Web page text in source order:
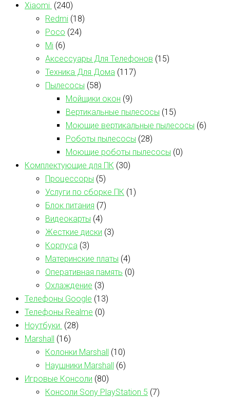
Xiaomi (240)
Redmi (18)
Poco (24)
Mi (6)
Аксессуары Для Телефонов (15)
Техника Для Дома (117)
Пылесосы (58)
Мойщики окон (9)
Вертикальные пылесосы (15)
Моющие вертикальные пылесосы (6)
Роботы пылесосы (28)
Моющие роботы пылесосы (0)
Комплектующие для ПК (30)
Процессоры (5)
Услуги по сборке ПК (1)
Блок питания (7)
Видеокарты (4)
Жесткие диски (3)
Корпуса (3)
Материнские платы (4)
Оперативная память (0)
Охлаждение (3)
Телефоны Google (13)
Телефоны Realme (0)
Ноутбуки (28)
Marshall (16)
Колонки Marshall (10)
Наушники Marshall (6)
Игровые Консоли (80)
Консоли Sony PlayStation 5 (7)